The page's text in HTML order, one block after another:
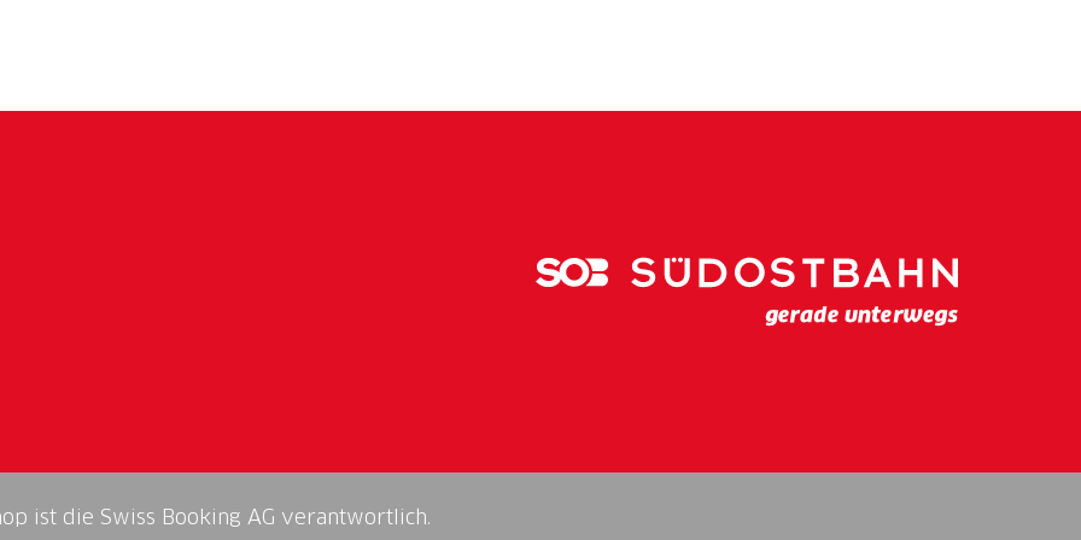
ist die Swiss Booking AG verantwortlich.